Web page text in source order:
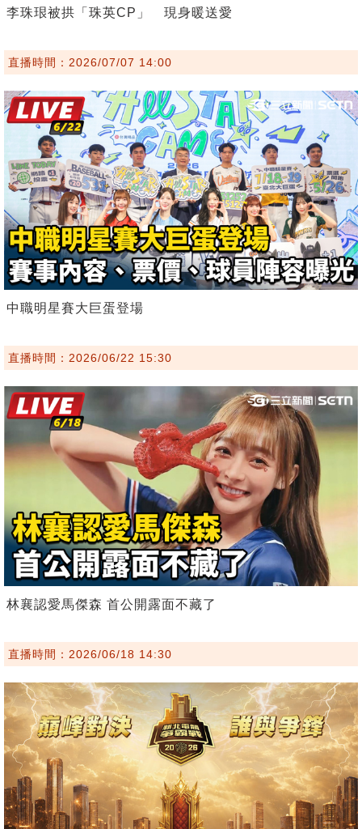
李珠珢被拱「珠英CP」 現身暖送愛
直播時間：2026/07/07 14:00
中職明星賽大巨蛋登場
直播時間：2026/06/22 15:30
林襄認愛馬傑森 首公開露面不藏了
直播時間：2026/06/18 14:30